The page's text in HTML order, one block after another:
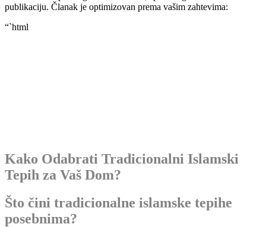
publikaciju. Članak je optimizovan prema vašim zahtevima:
“`html
Kako Odabrati Tradicionalni Islamski
Tepih za Vaš Dom?
Što čini tradicionalne islamske tepihe
posebnima?